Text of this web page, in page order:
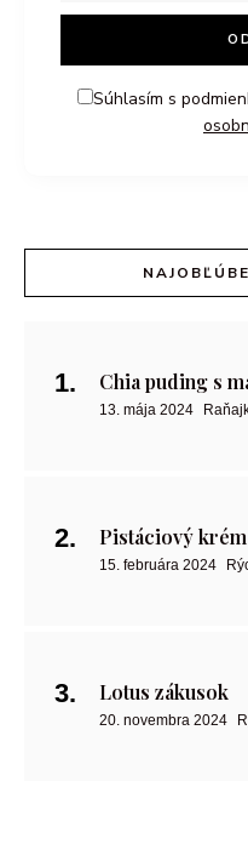
Súhlasím s
Chia puding s
13. mája 2024
Pistáciový
15. februára 2024
Lotus zákusok
20. novembra 2024